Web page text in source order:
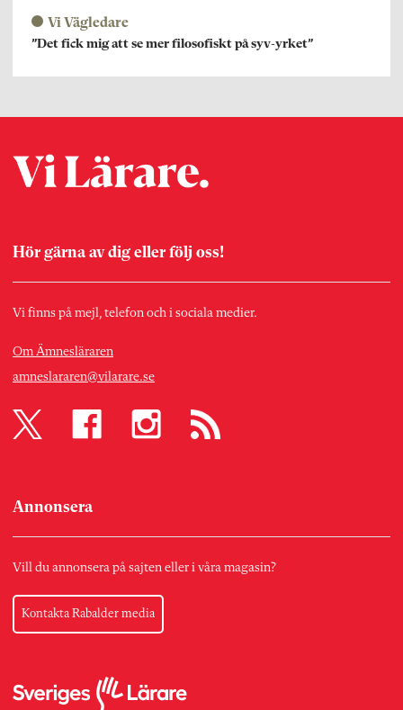
Vi Vägledare
”Det fick mig att se mer filosofiskt på syv-yrket”
Hör gärna av dig eller följ oss!
Vi finns på mejl, telefon och i sociala medier.
Om Ämnesläraren
amneslararen@vilarare.se
Annonsera
Vill du annonsera på sajten eller i våra magasin?
Kontakta Rabalder media